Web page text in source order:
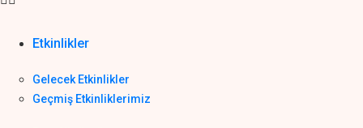
Etkinlikler
Gelecek Etkinlikler
Geçmiş Etkinliklerimiz